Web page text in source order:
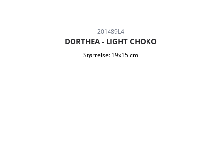
201489L4
DORTHEA - LIGHT CHOKO
Størrelse: 19x15 cm